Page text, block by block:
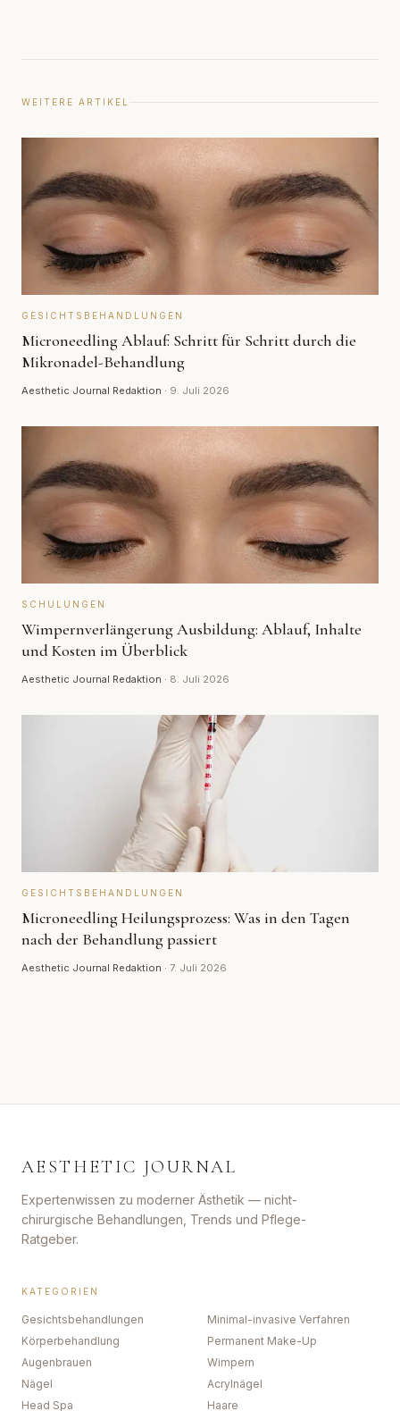
WEITERE ARTIKEL
GESICHTSBEHANDLUNGEN
Microneedling Ablauf: Schritt für Schritt durch die
Mikronadel-Behandlung
Aesthetic Journal Redaktion · 9. Juli 2026
SCHULUNGEN
Wimpernverlängerung Ausbildung: Ablauf, Inhalte
und Kosten im Überblick
Aesthetic Journal Redaktion · 8. Juli 2026
GESICHTSBEHANDLUNGEN
Microneedling Heilungsprozess: Was in den Tagen
nach der Behandlung passiert
Aesthetic Journal Redaktion · 7. Juli 2026
AESTHETIC JOURNAL
Expertenwissen zu moderner Ästhetik — nicht-
chirurgische Behandlungen, Trends und Pflege-
Ratgeber.
KATEGORIEN
Gesichtsbehandlungen
Minimal-invasive Verfahren
Körperbehandlung
Permanent Make-Up
Augenbrauen
Wimpern
Nägel
Acrylnägel
Head Spa
Haare